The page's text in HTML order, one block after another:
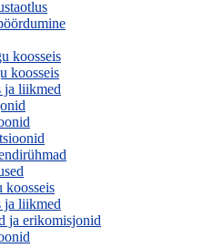
koosseis
koosseis
ja liikmed
ja liikmed
ja erikomisjonid